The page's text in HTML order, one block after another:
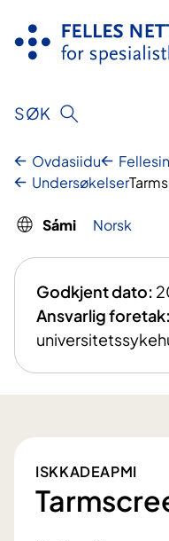
sisdollui
SØK
Ovdasiidu
Undersøkelser
Sámi Norsk
Godkjent dato:
Ansvarlig foretak:
ISKKADEAPMI